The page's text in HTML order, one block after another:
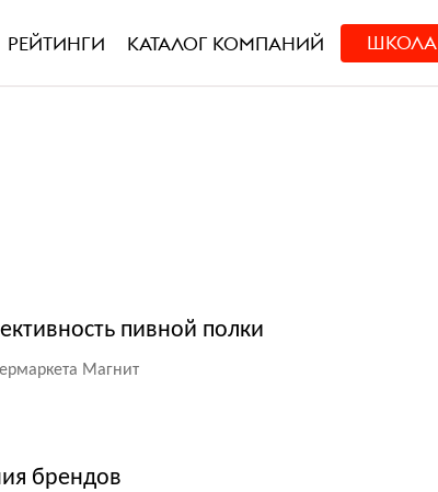
РЕЙТИНГИ КАТАЛОГ КОМПАНИЙ ШКОЛА
пивной полки
Магнит
брендов